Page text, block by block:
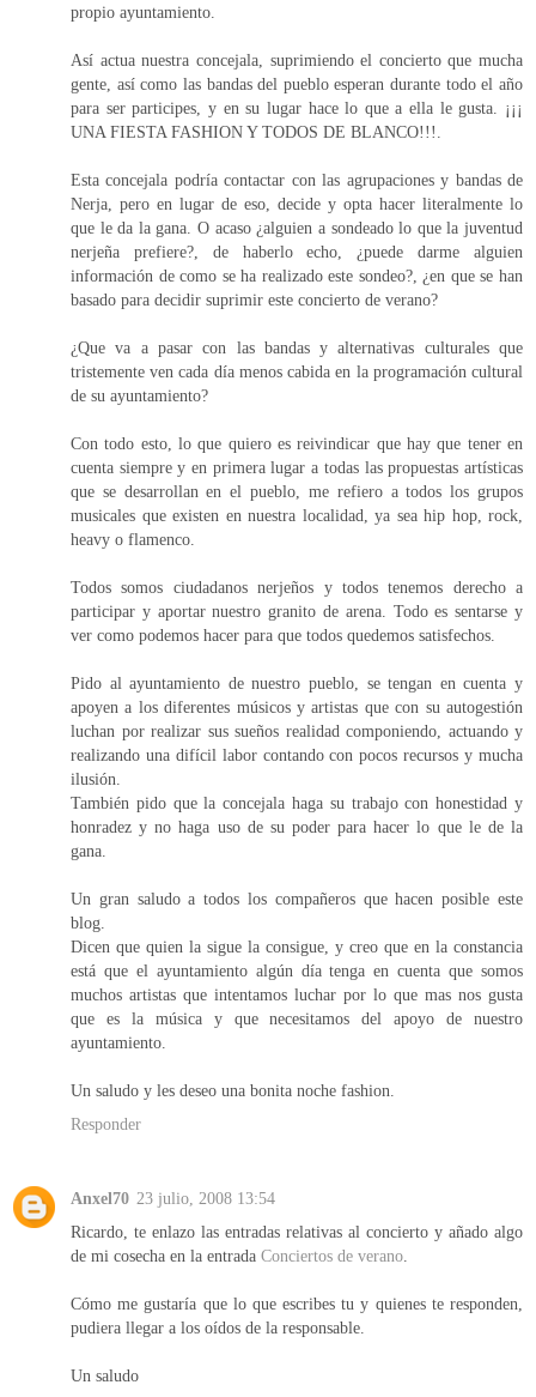
propio ayuntamiento.
Así actua nuestra concejala, suprimiendo el concierto que mucha
gente, así como las bandas del pueblo esperan durante todo el año
para ser participes, y en su lugar hace lo que a ella le gusta. ¡¡¡
UNA FIESTA FASHION Y TODOS DE BLANCO!!!.
Esta concejala podría contactar con las agrupaciones y bandas de
Nerja, pero en lugar de eso, decide y opta hacer literalmente lo
que le da la gana. O acaso ¿alguien a sondeado lo que la juventud
nerjeña prefiere?, de haberlo echo, ¿puede darme alguien
información de como se ha realizado este sondeo?, ¿en que se han
basado para decidir suprimir este concierto de verano?
¿Que va a pasar con las bandas y alternativas culturales que
tristemente ven cada día menos cabida en la programación cultural
de su ayuntamiento?
Con todo esto, lo que quiero es reivindicar que hay que tener en
cuenta siempre y en primera lugar a todas las propuestas artísticas
que se desarrollan en el pueblo, me refiero a todos los grupos
musicales que existen en nuestra localidad, ya sea hip hop, rock,
heavy o flamenco.
Todos somos ciudadanos nerjeños y todos tenemos derecho a
participar y aportar nuestro granito de arena. Todo es sentarse y
ver como podemos hacer para que todos quedemos satisfechos.
Pido al ayuntamiento de nuestro pueblo, se tengan en cuenta y
apoyen a los diferentes músicos y artistas que con su autogestión
luchan por realizar sus sueños realidad componiendo, actuando y
realizando una difícil labor contando con pocos recursos y mucha
ilusión.
También pido que la concejala haga su trabajo con honestidad y
honradez y no haga uso de su poder para hacer lo que le de la
gana.
Un gran saludo a todos los compañeros que hacen posible este
blog.
Dicen que quien la sigue la consigue, y creo que en la constancia
está que el ayuntamiento algún día tenga en cuenta que somos
muchos artistas que intentamos luchar por lo que mas nos gusta
que es la música y que necesitamos del apoyo de nuestro
ayuntamiento.
Un saludo y les deseo una bonita noche fashion.
Responder
Anxel70 23 julio, 2008 13:54
Ricardo, te enlazo las entradas relativas al concierto y añado algo
de mi cosecha en la entrada Conciertos de verano
Cómo me gustaría que lo que escribes tu y quienes te responden,
pudiera llegar a los oídos de la responsable.
Un saludo